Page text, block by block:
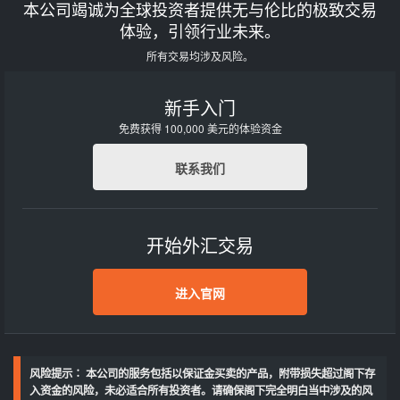
本公司竭诚为全球投资者提供无与伦比的极致交易
体验，引领行业未来。
所有交易均涉及风险。
新手入门
免费获得 100,000 美元的体验资金
联系我们
开始外汇交易
进入官网
风险提示∶ 本公司的服务包括以保证金买卖的产品，附带损失超过阁下存
入资金的风险，未必适合所有投资者。请确保阁下完全明白当中涉及的风